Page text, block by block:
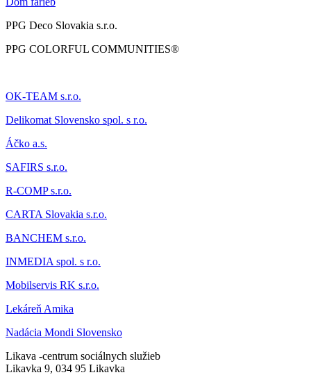
PPG Deco Slovakia s.r.o.
PPG COLORFUL COMMUNITIES®
OK-TEAM s.r.o.
Delikomat Slovensko spol. s r.o.
Áčko a.s.
SAFIRS s.r.o.
R-COMP s.r.o.
CARTA Slovakia s.r.o.
BANCHEM s.r.o.
INMEDIA spol. s r.o.
Mobilservis RK s.r.o.
Lekáreň Amika
Nadácia Mondi Slovensko
Likava -centrum sociálnych služieb
Likavka 9, 034 95 Likavka